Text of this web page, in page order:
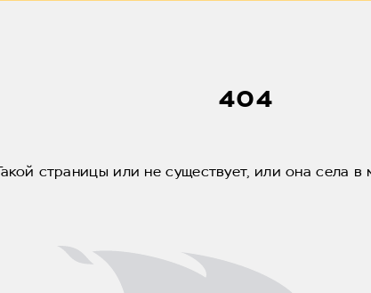
404
Такой страницы или не существует, или она села в